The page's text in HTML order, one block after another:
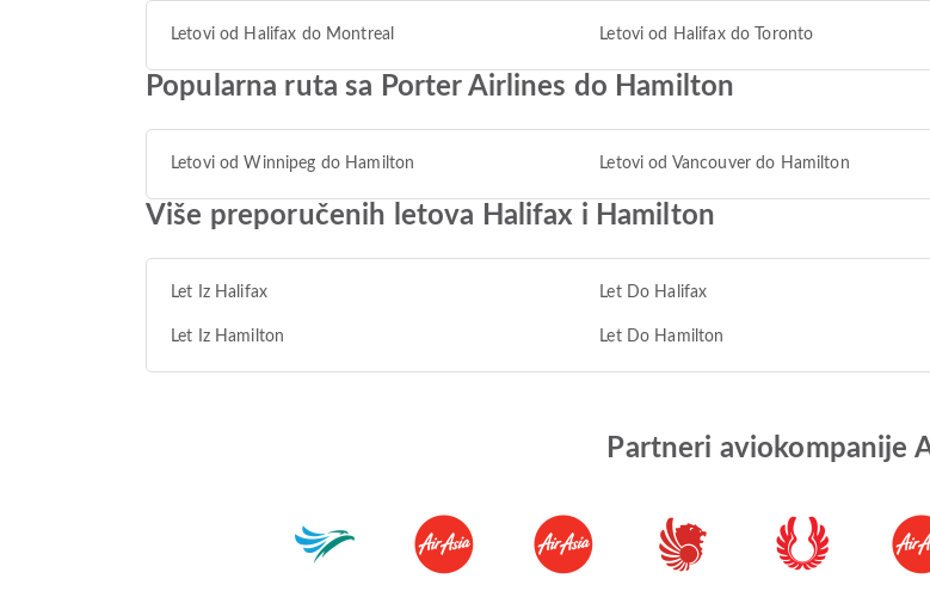
Letovi od Halifax do Montreal Letovi od Halifax do Toronto
Popularna ruta sa Porter Airlines do Hamilton
Letovi od Winnipeg do Hamilton Letovi od Vancouver do Hamilton
Više preporučenih letova Halifax i Hamilton
Let Iz Halifax
Let Iz Hamilton
Let Do Halifax
Let Do Hamilton
Partneri aviokompanije